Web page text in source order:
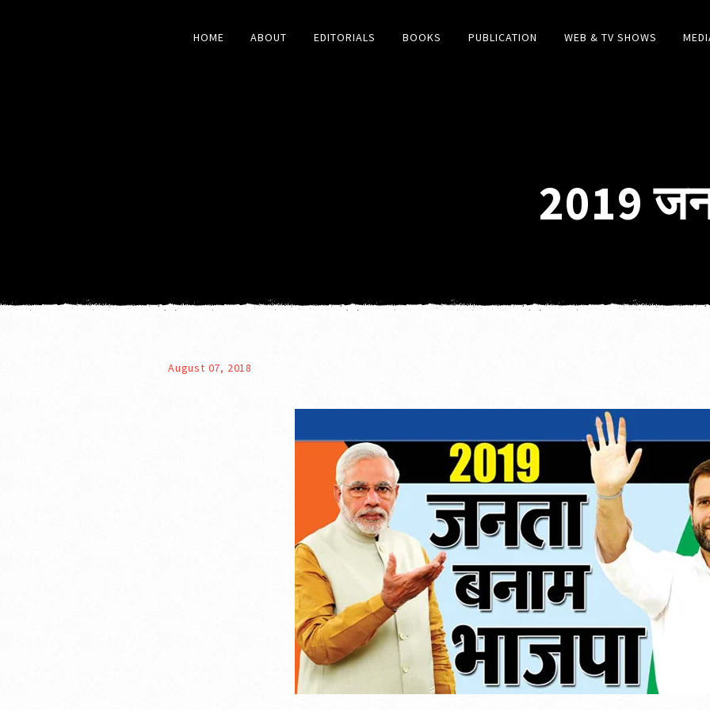
HOME ABOUT EDITORIALS BOOKS PUBLICATION WEB & TV SHOWS
2019
August 07, 2018